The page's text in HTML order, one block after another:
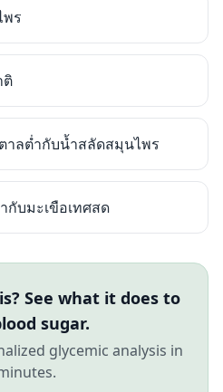
พร
ติ
าลต่ำกับน้ำสลัดสมุนไพร
บมะเขือเทศสด
See what it does to
sugar.
glycemic analysis in